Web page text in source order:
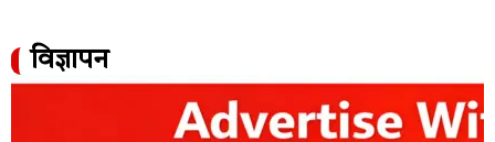
विज्ञापन